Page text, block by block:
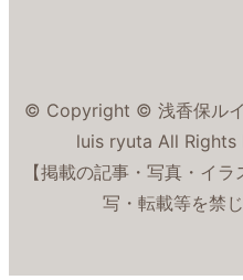
© Copyright © 浅香保ル
luis ryuta All Rights
【掲載の記事・写真・イ
写・転載等を禁じ